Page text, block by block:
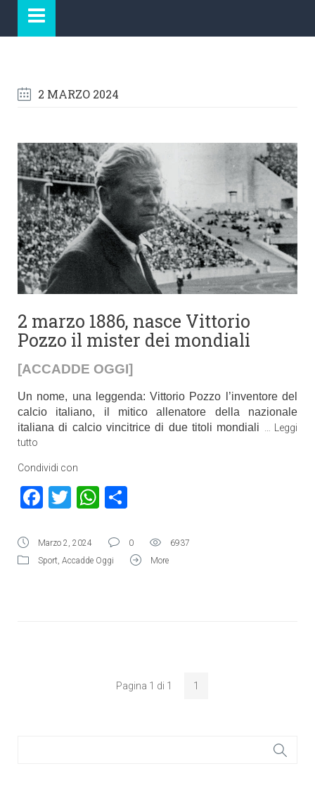
2 MARZO 2024
2 marzo 1886, nasce Vittorio
Pozzo il mister dei mondiali
[ACCADDE OGGI]
Un nome, una leggenda: Vittorio Pozzo l’inventore del
calcio italiano, il mitico allenatore della nazionale
italiana di calcio vincitrice di due titoli mondiali
Leggi
tutto
Condividi con
Facebook
TwitterWhatsApp
Marzo 2, 2024 0
6937
Sport, Accadde Oggi More
Pagina 1 di 1 1